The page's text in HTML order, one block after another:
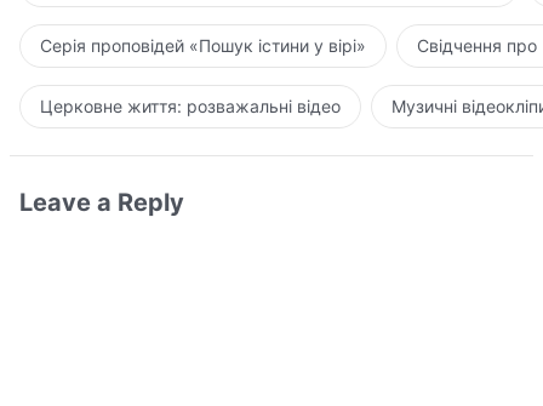
Серія проповідей «Пошук істини у вірі» Свідчення
Церковне життя: розважальні відео Музичні
Leave a Reply